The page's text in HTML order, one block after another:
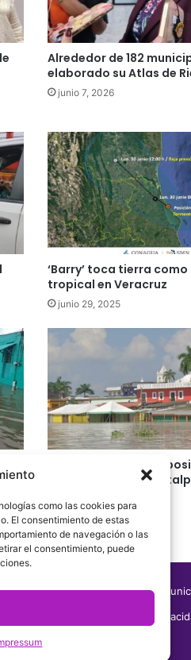
como las cookies para
El consentimiento de estas
de navegación o las
el consentimiento, puede
Alrededor de 182
elaborado su Atlas de
junio 7, 2026
‘Barry’ toca tierra
tropical en Veracruz
junio 29, 2025
Alerta CONAGUA de
inundación de
octubre 24, 2024
Quatromedia
Aviso de